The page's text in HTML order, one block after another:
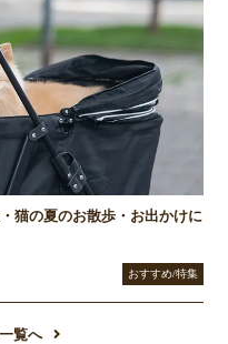
猫の夏のお散歩・お出かけに
おすすめ/特集
覧へ